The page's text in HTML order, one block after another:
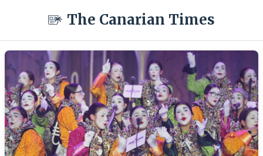
The Canarian Times